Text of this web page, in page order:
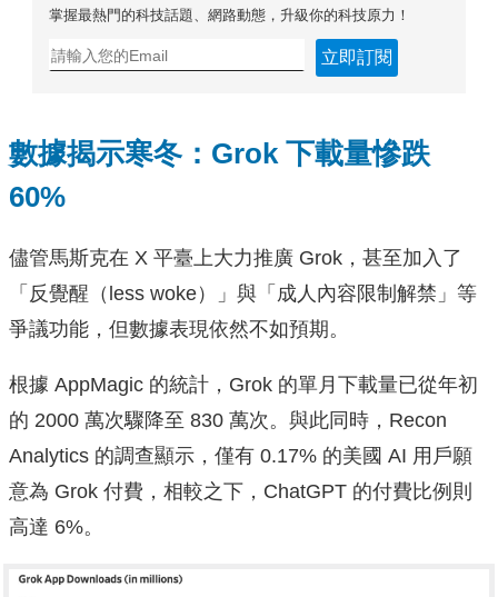
掌握最熱門的科技話題、網路動態，升級你的科技原力！
立即訂閱
數據揭示寒冬：Grok 下載量慘跌
60%
儘管馬斯克在 X 平臺上大力推廣 Grok，甚至加入了
「反覺醒（less woke）」與「成人內容限制解禁」等
爭議功能，但數據表現依然不如預期。
根據 AppMagic 的統計，Grok 的單月下載量已從年初
的 2000 萬次驟降至 830 萬次。與此同時，Recon
Analytics 的調查顯示，僅有 0.17% 的美國 AI 用戶願
意為 Grok 付費，相較之下，ChatGPT 的付費比例則
高達 6%。